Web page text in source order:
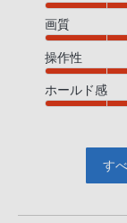
画質
操作性
ホールド感
す